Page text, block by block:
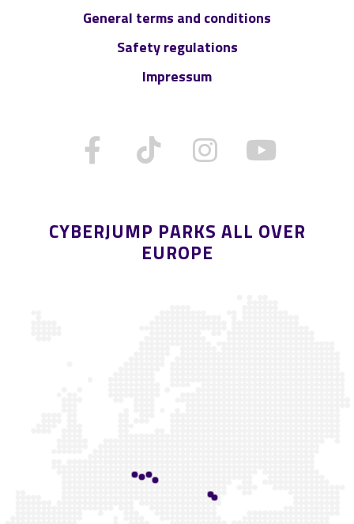
General terms and conditions
Safety regulations
Impressum
CYBERJUMP PARKS ALL OVER
EUROPE